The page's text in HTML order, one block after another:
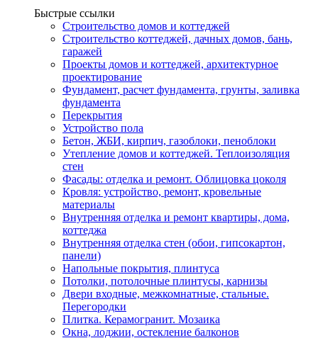
Быстрые ссылки
Строительство домов и коттеджей
Строительство коттеджей, дачных домов, бань,
гаражей
Проекты домов и коттеджей, архитектурное
проектирование
Фундамент, расчет фундамента, грунты, заливка
фундамента
Перекрытия
Устройство пола
Бетон, ЖБИ, кирпич, газоблоки, пеноблоки
Утепление домов и коттеджей. Теплоизоляция
стен
Фасады: отделка и ремонт. Облицовка цоколя
Кровля: устройство, ремонт, кровельные
материалы
Внутренняя отделка и ремонт квартиры, дома,
коттеджа
Внутренняя отделка стен (обои, гипсокартон,
панели)
Напольные покрытия, плинтуса
Потолки, потолочные плинтусы, карнизы
Двери входные, межкомнатные, стальные.
Перегородки
Плитка. Керамогранит. Мозаика
Окна, лоджии, остекление балконов